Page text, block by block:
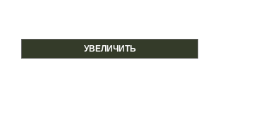
УВЕЛИЧИТЬ